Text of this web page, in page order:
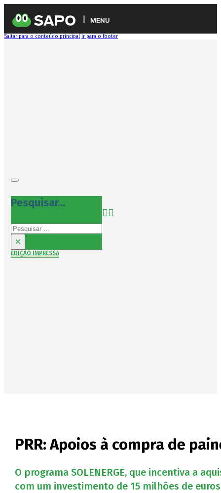
MENU
Saltar para o conteúdo principal Ir para o footer
Pesquisar...
Pesquisar
×
EDIÇÃO IMPRESSA
PRR: Apoios à compra de
O programa SOLENERGE, que incentiva a
com um investimento de 15 milhões de